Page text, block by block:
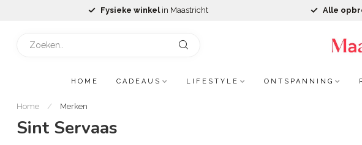
Fysieke winkel in Maastricht Alle
HOME CADEAUS LIFESTYLE ONTSPANNING
Home / Merken
Sint Servaas